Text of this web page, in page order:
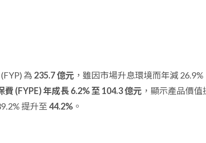
為 235.7 億元 ，雖因市場升息環境而年減 26.9%
(FYPE) 年成長 6.2% 至 104.3 億元 ，顯示產品價值
提升至 44.2% 。